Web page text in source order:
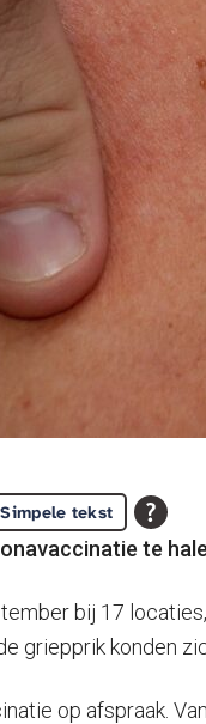
Simpele tekst
te
bij 17
griepprik konden
op afspraak.